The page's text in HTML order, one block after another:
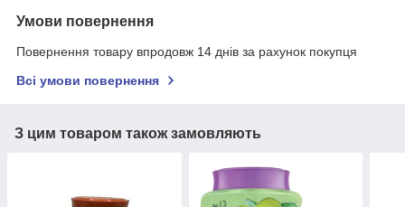
Умови повернення
Повернення товару впродовж 14 днів за рахунок покупця
Всі умови повернення
З цим товаром також замовляють